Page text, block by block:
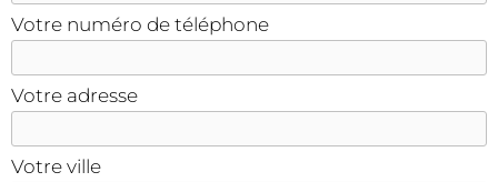
Votre numéro de téléphone
Votre adresse
Votre ville